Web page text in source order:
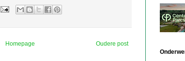
Oudere post
Homepage